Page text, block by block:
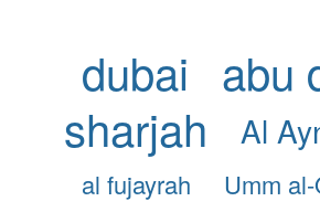
dubai abu
sharjah
Al
al fujayrah
Umm